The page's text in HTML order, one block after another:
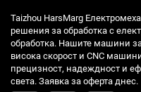
Taizhou HarsMarg
решения за обработка с
обработка. Нашите машини
висока скорост и CNC
прецизност, надеждност и
света. Заявка за оферта днес.